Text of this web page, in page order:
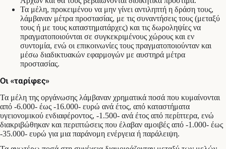
Τα μέλη, προκειμένου να μην γίνει αντιληπτή η δράση τους,
λάμβαναν μέτρα προστασίας, με τις συναντήσεις τους (μεταξύ
τους ή με τους καταστηματάρχες) και τις δωροληψίες να
πραγματοποιούνται σε συγκεκριμένους χώρους και εν
συντομία, ενώ οι επικοινωνίες τους πραγματοποιούνταν και
μέσω διαδικτυακών εφαρμογών με αυστηρά μέτρα
προστασίας.
Οι «ταρίφες»
Τα μέλη της οργάνωσης λάμβαναν χρηματικά ποσά που κυμαίνονται
από -6.000- έως -16.000- ευρώ ανά έτος, από καταστήματα
υγειονομικού ενδιαφέροντος, -1.500- ανά έτος από περίπτερα, ενώ
διακριβώθηκαν και περιπτώσεις που έλαβαν αμοιβές από -1.000- έως
-35.000- ευρώ για μια παράνομη ενέργεια ή παράλειψη.